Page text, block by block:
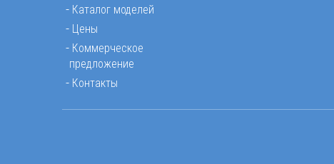
Каталог моделей
Цены
Коммерческое
предложение
Контакты